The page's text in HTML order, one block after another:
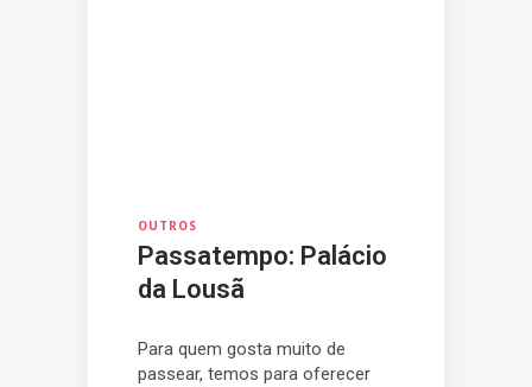
OUTROS
Passatempo: Palácio
da Lousã
Para quem gosta muito de
passear, temos para oferecer